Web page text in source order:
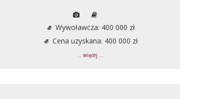
Wywoławcza: 400 000 zł
Cena uzyskana: 400 000 zł
... więcej ...